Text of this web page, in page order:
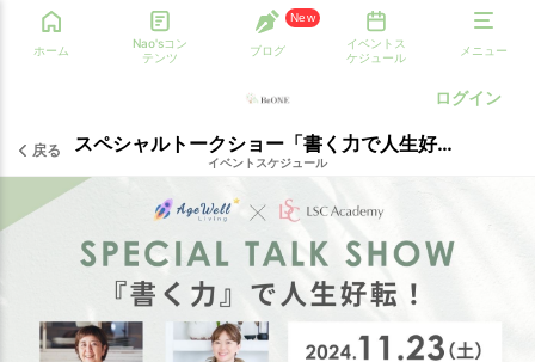
ホーム
Nao'sコン
テンツ
New
ブログ
イベントス
ケジュール
メニュー
ログイン
戻る スペシャルトークショー「書く力で人生好転！」
イベントスケジュール